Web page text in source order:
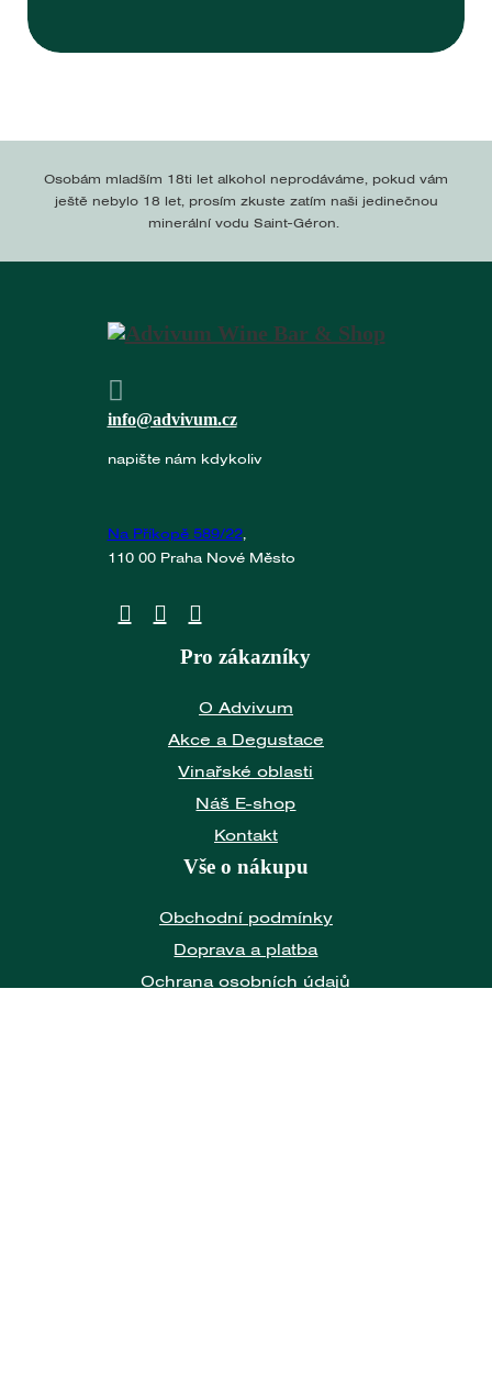
Osobám mladším 18ti let alkohol neprodáváme, pokud vám
ještě nebylo 18 let, prosím zkuste zatím naši jedinečnou
minerální vodu Saint-Géron.
info@advivum.cz
napište nám kdykoliv
Na Příkopě 589/22,
110 00 Praha Nové Město
Pro zákazníky
O Advivum
Akce a Degustace
Vinařské oblasti
Náš E-shop
Kontakt
Vše o nákupu
Obchodní podmínky
Doprava a platba
Ochrana osobních údajů